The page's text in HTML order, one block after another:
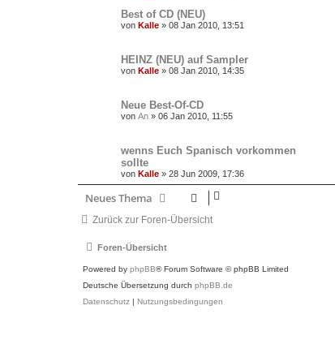
Best of CD (NEU)
von Kalle » 08 Jan 2010, 13:51
HEINZ (NEU) auf Sampler
von Kalle » 08 Jan 2010, 14:35
Neue Best-Of-CD
von An » 06 Jan 2010, 11:55
wenns Euch Spanisch vorkommen
sollte
von Kalle » 28 Jun 2009, 17:36
Neues Thema
Zurück zur Foren-Übersicht
Foren-Übersicht
Powered by phpBB® Forum Software © phpBB Limited
Deutsche Übersetzung durch phpBB.de
Datenschutz | Nutzungsbedingungen